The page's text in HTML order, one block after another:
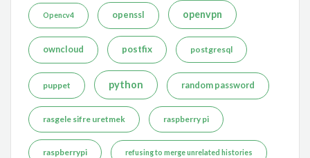
Opencv4 openssl openvpn
owncloud postfix postgresql
puppet python random password
rasgele sifre uretmek raspberry pi
raspberrypi refusing to merge unrelated histories